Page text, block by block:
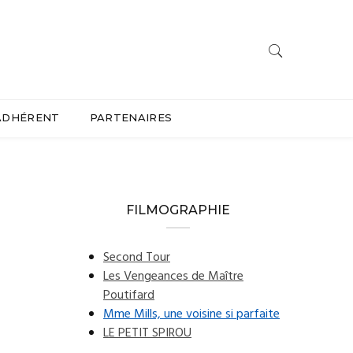
PARTENAIRES
FILMOGRAPHIE
Second Tour
Les Vengeances de Maître
Poutifard
Mme Mills, une voisine si parfaite
LE PETIT SPIROU